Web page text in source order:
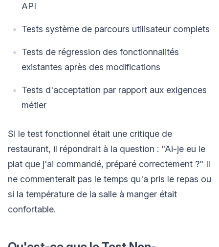
API
Tests système de parcours utilisateur complets
Tests de régression des fonctionnalités
existantes après des modifications
Tests d'acceptation par rapport aux exigences
métier
Si le test fonctionnel était une critique de
restaurant, il répondrait à la question : "Ai-je eu le
plat que j'ai commandé, préparé correctement ?" Il
ne commenterait pas le temps qu'a pris le repas ou
si la température de la salle à manger était
confortable.